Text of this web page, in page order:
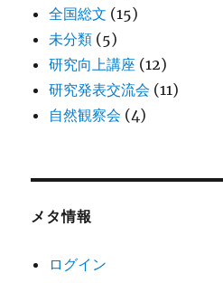
全国総文 (15)
未分類 (5)
研究向上講座 (12)
研究発表交流会 (11)
自然観察会 (4)
メタ情報
ログイン